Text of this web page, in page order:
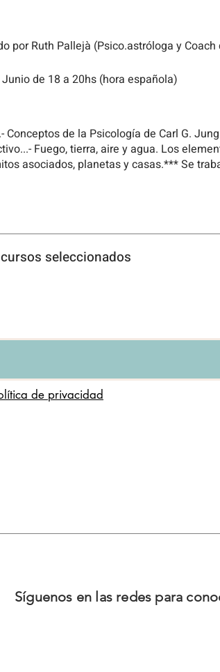
porRuth Pallejà (Psico.astróloga y Coach
de 18 a 20hs (hora española)
de la Psicología de Carl G.
Fuego, tierra, aire y agua. Los
asociados, planetas y casas.*** Se
a los participantes vía mail .
en la Astrología Psicológica.
de tu plaza se hará efectiva previo
seleccionados
de privacidad
Síguenos en las redes para